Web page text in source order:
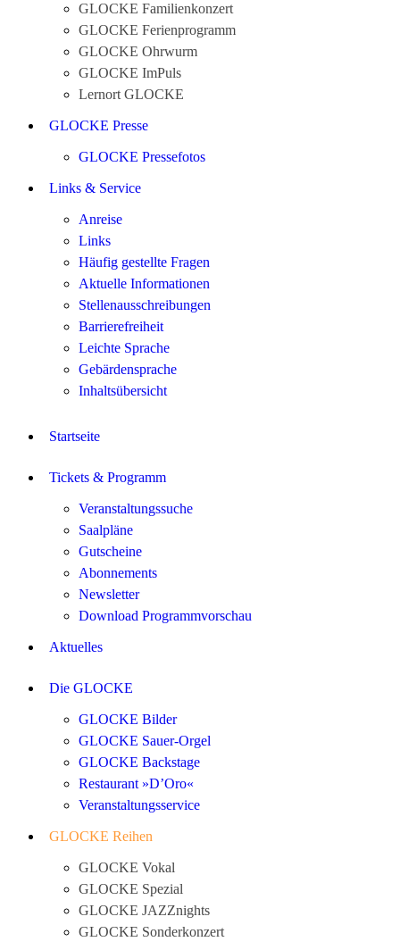
GLOCKE Familienkonzert
GLOCKE Ferienprogramm
GLOCKE Ohrwurm
GLOCKE ImPuls
Lernort GLOCKE
GLOCKE Presse
GLOCKE Pressefotos
Links & Service
Anreise
Links
Häufig gestellte Fragen
Aktuelle Informationen
Stellenausschreibungen
Barrierefreiheit
Leichte Sprache
Gebärdensprache
Inhaltsübersicht
Startseite
Tickets & Programm
Veranstaltungssuche
Saalpläne
Gutscheine
Abonnements
Newsletter
Download Programmvorschau
Aktuelles
Die GLOCKE
GLOCKE Bilder
GLOCKE Sauer-Orgel
GLOCKE Backstage
Restaurant »D’Oro«
Veranstaltungsservice
GLOCKE Reihen
GLOCKE Vokal
GLOCKE Spezial
GLOCKE JAZZnights
GLOCKE Sonderkonzert